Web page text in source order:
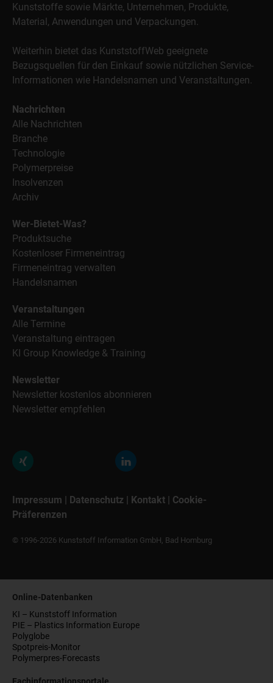
Kunststoffe sowie Märkte, Unternehmen, Produkte,
Material, Anwendungen und Verpackungen.
Weiterhin bietet das KunststoffWeb geeignete
Bezugsquellen für den Einkauf sowie nützlichen Service-
Informationen wie Handelsnamen und Veranstaltungen.
Nachrichten
Alle Nachrichten
Branche
Technologie
Polymerpreise
Insolvenzen
Archiv
Wer-Bietet-Was?
Produktsuche
Kostenloser Firmeneintrag
Firmeneintrag verwalten
Handelsnamen
Veranstaltungen
Alle Termine
Veranstaltung eintragen
KI Group Knowledge & Training
Newsletter
Newsletter kostenlos abonnieren
Newsletter empfehlen
Impressum | Datenschutz | Kontakt | Cookie-
Präferenzen
© 1996-2026 Kunststoff Information GmbH, Bad Homburg
Online-Datenbanken
KI – Kunststoff Information
PIE – Plastics Information Europe
Polyglobe
Spotpreis-Monitor
Polymerpres-Forecasts